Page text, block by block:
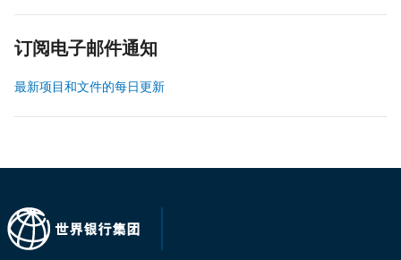
订阅电子邮件通知
最新项目和文件的每日更新